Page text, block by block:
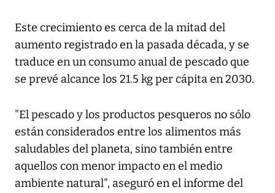
Este crecimiento es cerca de la mitad del
aumento registrado en la pasada década, y se
traduce en un consumo anual de pescado que
se prevé alcance los 21.5 kg per cápita en 2030.
"El pescado y los productos pesqueros no sólo
están considerados entre los alimentos más
saludables del planeta, sino también entre
aquellos con menor impacto en el medio
ambiente natural", aseguró en el informe del